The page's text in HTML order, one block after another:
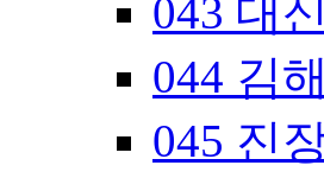
043 대
044 김
045 진